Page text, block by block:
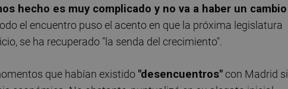
hecho es muy complicado y no va a haber un cambio
el encuentro puso el acento en que la próxima legislatura
se ha recuperado "la senda del crecimiento".
que habían existido "desencuentros" con Madrid si